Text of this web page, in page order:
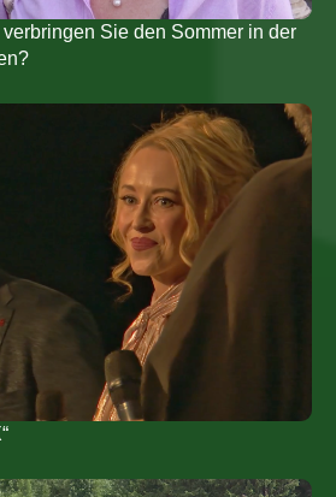
Sie den Sommer in der